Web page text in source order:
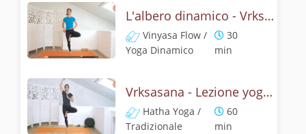
L'albero dinamico - Vrksasana vinyasa flow
Vinyasa Flow /
Yoga Dinamico
30
min
Vrksasana - Lezione yoga con la storia dell'albero
Hatha Yoga /
Tradizionale
60
min